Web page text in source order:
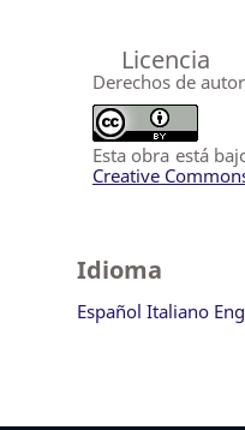
Licencia
Derechos de
Esta obra está
Creative
Idioma
Español Italiano